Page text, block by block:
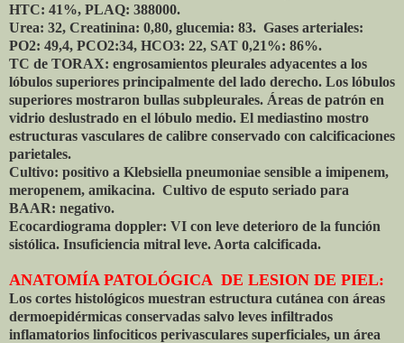
HTC: 41%, PLAQ: 388000.
Urea: 32, Creatinina: 0,80, glucemia: 83. Gases arteriales:
PO2: 49,4, PCO2:34, HCO3: 22, SAT 0,21%: 86%.
TC de TORAX: engrosamientos pleurales adyacentes a los
lóbulos superiores principalmente del lado derecho. Los lóbulos
superiores mostraron bullas subpleurales. Áreas de patrón en
vidrio deslustrado en el lóbulo medio. El mediastino mostro
estructuras vasculares de calibre conservado con calcificaciones
parietales.
Cultivo: positivo a Klebsiella pneumoniae sensible a imipenem,
meropenem, amikacina. Cultivo de esputo seriado para
BAAR: negativo.
Ecocardiograma doppler: VI con leve deterioro de la función
sistólica. Insuficiencia mitral leve. Aorta calcificada.
ANATOMÍA PATOLÓGICA DE LESION DE PIEL:
Los cortes histológicos muestran estructura cutánea con áreas
dermoepidérmicas conservadas salvo leves infiltrados
inflamatorios linfociticos perivasculares superficiales, un área